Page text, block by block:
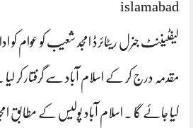
islamabad
لیفٹیننٹ جنرل ریٹائرڈ امجد شعیب کو عوام
مقدمہ درج کر کے اسلام آباد سے گرفتار کر
کیا جائے گا ۔ اسلام آباد پولیس کے